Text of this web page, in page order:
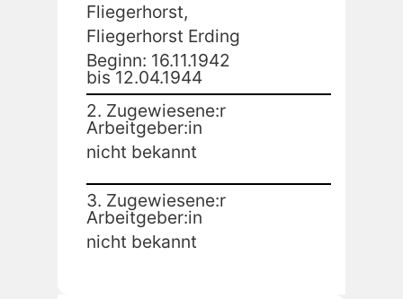
Fliegerhorst,
Fliegerhorst Erding
Beginn: 16.11.1942
bis 12.04.1944
2. Zugewiesene:r
Arbeitgeber:in
nicht bekannt
3. Zugewiesene:r
Arbeitgeber:in
nicht bekannt